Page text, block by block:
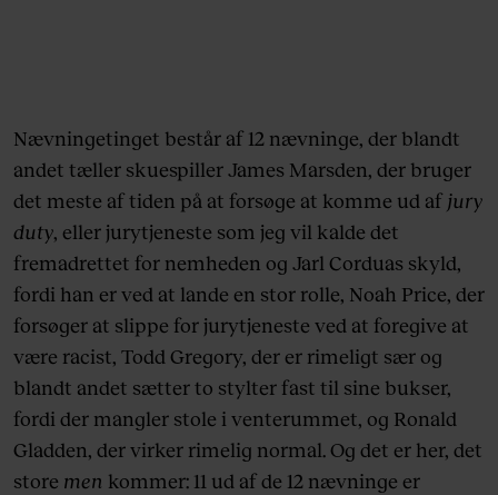
Nævningetinget består af 12 nævninge, der blandt
andet tæller skuespiller James Marsden, der bruger
det meste af tiden på at forsøge at komme ud af jury
duty, eller jurytjeneste som jeg vil kalde det
fremadrettet for nemheden og Jarl Corduas skyld,
fordi han er ved at lande en stor rolle, Noah Price, der
forsøger at slippe for jurytjeneste ved at foregive at
være racist, Todd Gregory, der er rimeligt sær og
blandt andet sætter to stylter fast til sine bukser,
fordi der mangler stole i venterummet, og Ronald
Gladden, der virker rimelig normal. Og det er her, det
store men kommer: 11 ud af de 12 nævninge er